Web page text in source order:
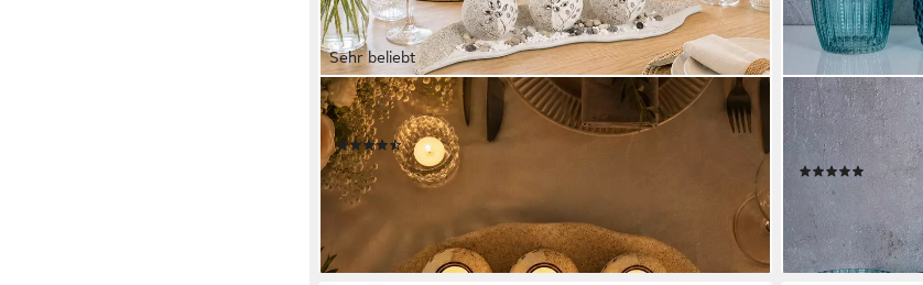
Sehr beliebt
RELAXDAYS
Teelichthalter Set Sand
(115)
17,99 € UVP39,99 €
-55%
LEVANDEO®
Teelichthalter,
Teelichthalter
(15)
12,99 €
lieferbar - in 2-3